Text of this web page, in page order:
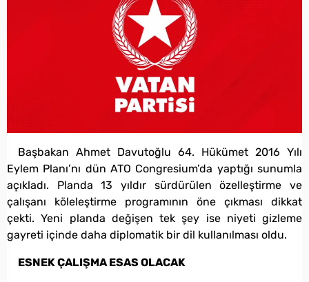
Başbakan Ahmet Davutoğlu 64. Hükümet 2016 Yılı
Eylem Planı’nı dün ATO Congresium’da yaptığı sunumla
açıkladı. Planda 13 yıldır sürdürülen özelleştirme ve
çalışanı köleleştirme programının öne çıkması dikkat
çekti. Yeni planda değişen tek şey ise niyeti gizleme
gayreti içinde daha diplomatik bir dil kullanılması oldu.
ESNEK ÇALIŞMA ESAS OLACAK